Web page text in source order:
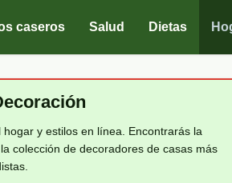
caseros Salud Dietas
y estilos en línea. Encontrarás la
colección de decoradores de casas más